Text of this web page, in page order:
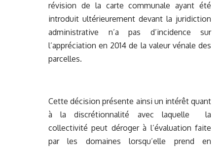
révision de la carte communale ayant été
introduit ultérieurement devant la juridiction
administrative n’a pas d’incidence sur
l’appréciation en 2014 de la valeur vénale des
parcelles.
Cette décision présente ainsi un intérêt quant
à la discrétionnalité avec laquelle la
collectivité peut déroger à l’évaluation faite
par les domaines lorsqu’elle prend en